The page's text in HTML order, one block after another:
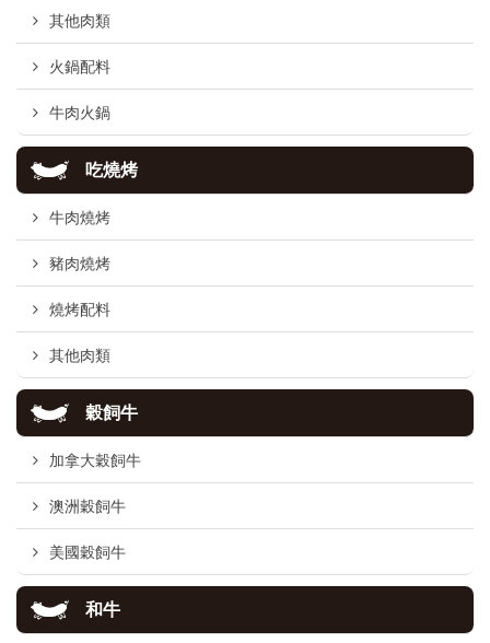
其他肉類
火鍋配料
牛肉火鍋
吃燒烤
牛肉燒烤
豬肉燒烤
燒烤配料
其他肉類
穀飼牛
加拿大穀飼牛
澳洲穀飼牛
美國穀飼牛
和牛